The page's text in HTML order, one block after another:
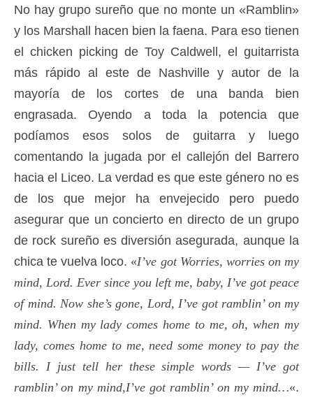
No hay grupo sureño que no monte un «Ramblin»
y los Marshall hacen bien la faena. Para eso tienen
el chicken picking de Toy Caldwell, el guitarrista
más rápido al este de Nashville y autor de la
mayoría de los cortes de una banda bien
engrasada. Oyendo a toda la potencia que
podíamos esos solos de guitarra y luego
comentando la jugada por el callejón del Barrero
hacia el Liceo. La verdad es que este género no es
de los que mejor ha envejecido pero puedo
asegurar que un concierto en directo de un grupo
de rock sureño es diversión asegurada, aunque la
chica te vuelva loco. «I’ve got Worries, worries on my
mind, Lord. Ever since you left me, baby, I’ve got peace
of mind. Now she’s gone, Lord, I’ve got ramblin’ on my
mind. When my lady comes home to me, oh, when my
lady, comes home to me, need some money to pay the
bills. I just tell her these simple words — I’ve got
ramblin’ on my mind,I’ve got ramblin’ on my mind…«.